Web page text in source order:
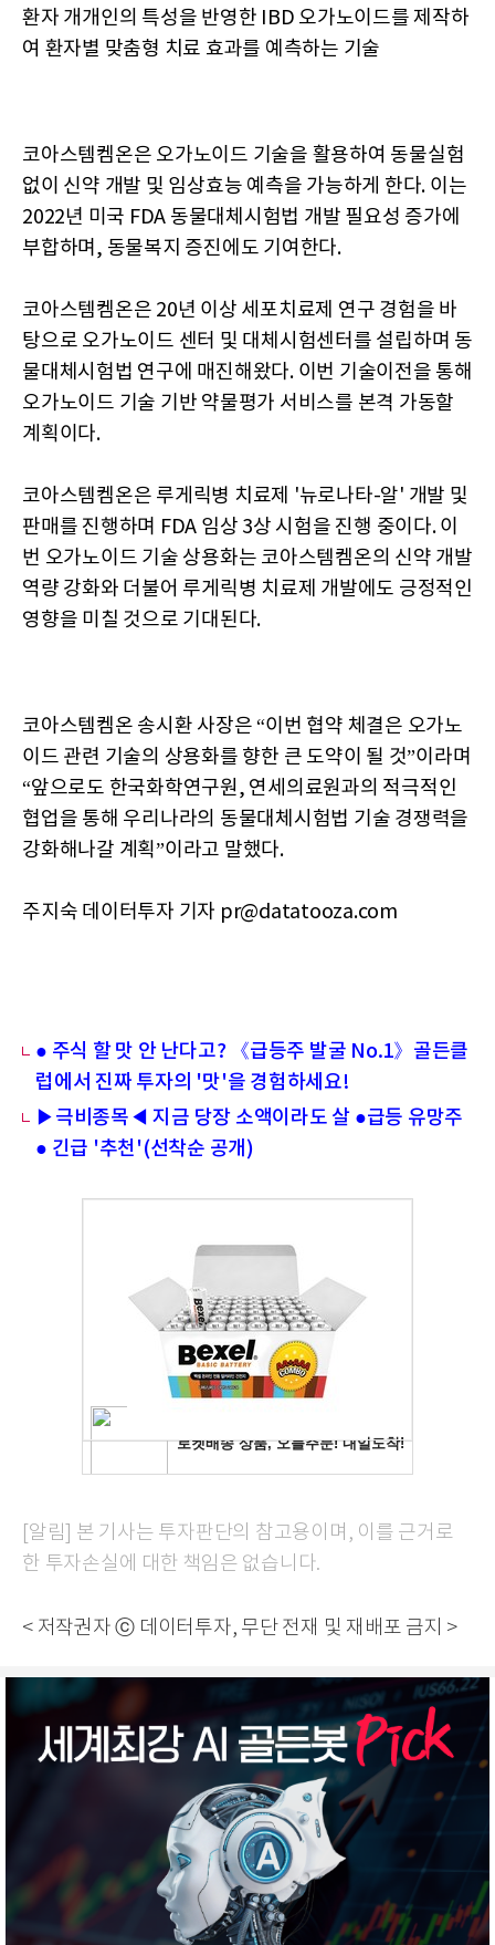
환자 개개인의 특성을 반영한 IBD 오가노이드를 제작하
여 환자별 맞춤형 치료 효과를 예측하는 기술
코아스템켐온은 오가노이드 기술을 활용하여 동물실험
없이 신약 개발 및 임상효능 예측을 가능하게 한다. 이는
2022년 미국 FDA 동물대체시험법 개발 필요성 증가에
부합하며, 동물복지 증진에도 기여한다.
코아스템켐온은 20년 이상 세포치료제 연구 경험을 바
탕으로 오가노이드 센터 및 대체시험센터를 설립하며 동
물대체시험법 연구에 매진해왔다. 이번 기술이전을 통해
오가노이드 기술 기반 약물평가 서비스를 본격 가동할
계획이다.
코아스템켐온은 루게릭병 치료제 '뉴로나타-알' 개발 및
판매를 진행하며 FDA 임상 3상 시험을 진행 중이다. 이
번 오가노이드 기술 상용화는 코아스템켐온의 신약 개발
역량 강화와 더불어 루게릭병 치료제 개발에도 긍정적인
영향을 미칠 것으로 기대된다.
코아스템켐온 송시환 사장은 “이번 협약 체결은 오가노
이드 관련 기술의 상용화를 향한 큰 도약이 될 것”이라며
“앞으로도 한국화학연구원, 연세의료원과의 적극적인
협업을 통해 우리나라의 동물대체시험법 기술 경쟁력을
강화해나갈 계획”이라고 말했다.
주지숙 데이터투자 기자 pr@datatooza.com
● 주식 할 맛 안 난다고? 《급등주 발굴 No.1》골든클
럽에서 진짜 투자의 '맛'을 경험하세요!
▶극비종목◀ 지금 당장 소액이라도 살 ●급등 유망주
● 긴급 '추천'(선착순 공개)
[알림] 본 기사는 투자판단의 참고용이며, 이를 근거로
한 투자손실에 대한 책임은 없습니다.
< 저작권자 ⓒ 데이터투자, 무단 전재 및 재배포 금지 >